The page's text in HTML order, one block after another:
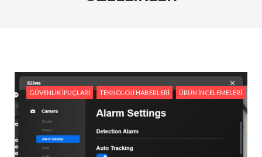
Artırabilirsiniz?
#Reolink Gelecek Teknolojileri : Yapay Zeka ve Akıllı
Güvenlik Sistemleri
#Reolink Güvenlik Kameraları ile Hırsızlıkları
Önlemenin Etkili Yolları
GÜVENLIK İPUÇLARI TEKNOLOJI HABERLERI ÜRÜN İNCELEMELERI